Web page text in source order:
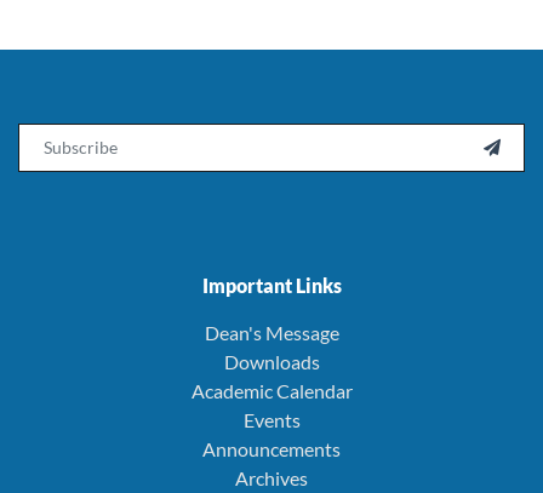

Important Links
Dean's Message
Downloads
Academic Calendar
Events
Announcements
Archives